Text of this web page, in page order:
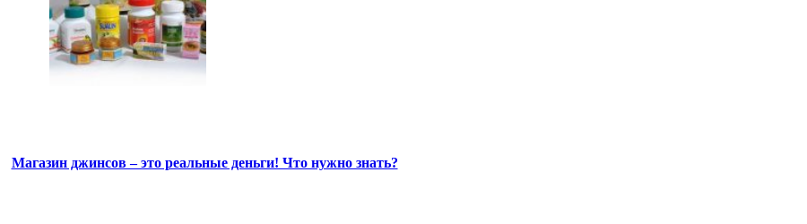
Магазин джинсов – это реальные деньги! Что нужно знать?